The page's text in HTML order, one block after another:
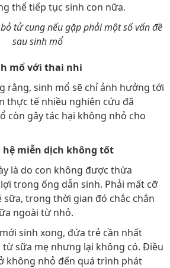
thể tiếp tục sinh con nữa.
tử cung nếu gặp phải một số vấn đề
sau sinh mổ
mổ với thai nhi
rằng, sinh mổ sẽ chỉ ảnh hưởng tới
thực tế nhiều nghiên cứu đã
còn gây tác hại không nhỏ cho
hệ miễn dịch không tốt
là do con không được thừa
trong ống dẫn sinh. Phải mất cỡ
sữa, trong thời gian đó chắc chắn
ngoài từ nhỏ.
sinh xong, đứa trẻ cần nhất
sữa mẹ nhưng lại không có. Điều
không nhỏ đến quá trình phát